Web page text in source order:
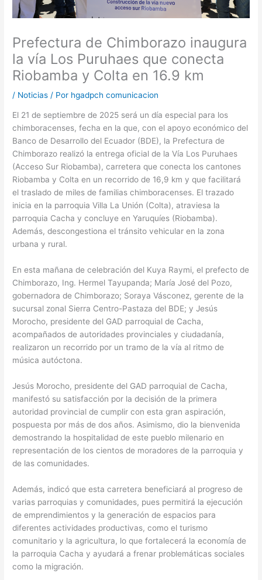
Prefectura de Chimborazo inaugura
la vía Los Puruhaes que conecta
Riobamba y Colta en 16.9 km
/ Noticias / Por hgadpch comunicacion
El 21 de septiembre de 2025 será un día especial para los
chimboracenses, fecha en la que, con el apoyo económico del
Banco de Desarrollo del Ecuador (BDE), la Prefectura de
Chimborazo realizó la entrega oficial de la Vía Los Puruhaes
(Acceso Sur Riobamba), carretera que conecta los cantones
Riobamba y Colta en un recorrido de 16,9 km y que facilitará
el traslado de miles de familias chimboracenses. El trazado
inicia en la parroquia Villa La Unión (Colta), atraviesa la
parroquia Cacha y concluye en Yaruquíes (Riobamba).
Además, descongestiona el tránsito vehicular en la zona
urbana y rural.
En esta mañana de celebración del Kuya Raymi, el prefecto de
Chimborazo, Ing. Hermel Tayupanda; María José del Pozo,
gobernadora de Chimborazo; Soraya Vásconez, gerente de la
sucursal zonal Sierra Centro-Pastaza del BDE; y Jesús
Morocho, presidente del GAD parroquial de Cacha,
acompañados de autoridades provinciales y ciudadanía,
realizaron un recorrido por un tramo de la vía al ritmo de
música autóctona.
Jesús Morocho, presidente del GAD parroquial de Cacha,
manifestó su satisfacción por la decisión de la primera
autoridad provincial de cumplir con esta gran aspiración,
pospuesta por más de dos años. Asimismo, dio la bienvenida
demostrando la hospitalidad de este pueblo milenario en
representación de los cientos de moradores de la parroquia y
de las comunidades.
Además, indicó que esta carretera beneficiará al progreso de
varias parroquias y comunidades, pues permitirá la ejecución
de emprendimientos y la generación de espacios para
diferentes actividades productivas, como el turismo
comunitario y la agricultura, lo que fortalecerá la economía de
la parroquia Cacha y ayudará a frenar problemáticas sociales
como la migración.